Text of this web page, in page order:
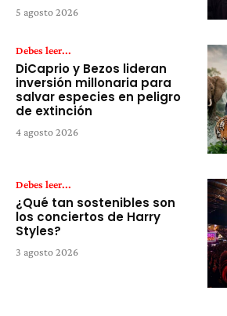
5 agosto 2026
Debes leer...
DiCaprio y Bezos lideran
inversión millonaria para
salvar especies en peligro
de extinción
4 agosto 2026
Debes leer...
¿Qué tan sostenibles son
los conciertos de Harry
Styles?
3 agosto 2026